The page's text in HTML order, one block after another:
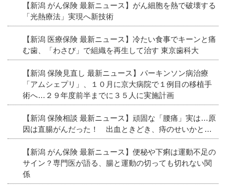
【新潟 がん保険 最新ニュース】がん細胞を熱で破壊する
「光熱療法」実現へ新技術
【新潟 医療保険 最新ニュース】冷たい食事でキーンと痛
む歯、「わさび」で組織を再生して治す 東京歯科大
【新潟 保険見直し 最新ニュース】パーキンソン病治療
「アムシェプリ」、１０月に京大病院で１例目の移植手
術へ…２９年度前半までに３５人に実施計画
【新潟 保険相談 最新ニュース】頑固な「腰痛」実は…原
因は直腸がんだった！ 出血ときどき、痔のせいかと…
【新潟 がん保険 最新ニュース】便秘や下痢は運動不足の
サイン？専門医が語る、腸と運動の切っても切れない関
係